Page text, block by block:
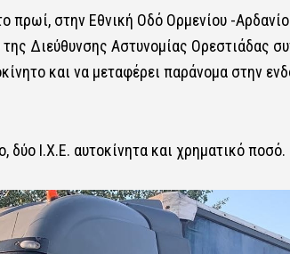
πρωί, στην Εθνική Οδό Ορμενίου -
Διεύθυνσης Αστυνομίας Ορεστιάδας
και να μεταφέρει παράνομα στην
δύο Ι.Χ.Ε. αυτοκίνητα και χρηματικό ποσό.